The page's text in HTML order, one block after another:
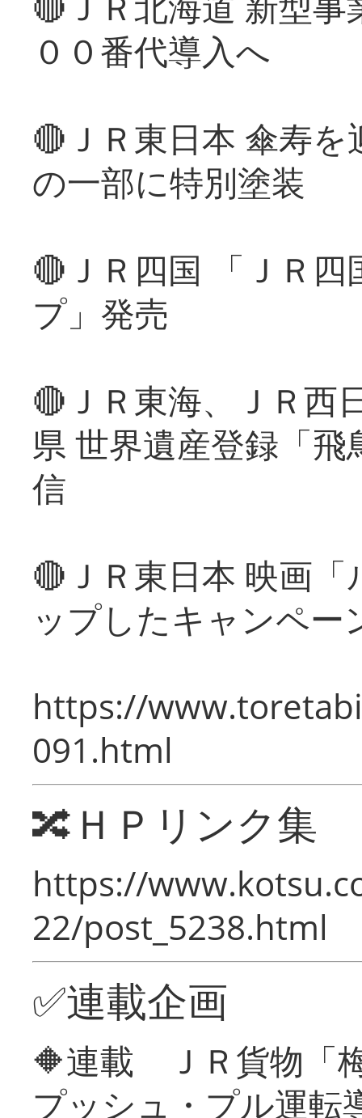
００番代導入へ
🔴ＪＲ東日本 傘寿
の一部に特別塗装
🔴ＪＲ四国 「ＪＲ
プ」発売
🔴ＪＲ東海、ＪＲ西
県 世界遺産登録「
信
🔴ＪＲ東日本 映画
ップしたキャンペー
https://
091.html
🔀ＨＰリンク集
https://
22/post_5238.html
✅連載企画
🔶連載 ＪＲ貨物「
プッシュ・プル運転